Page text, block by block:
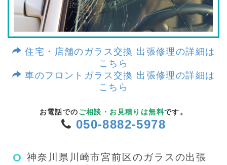
住宅・店舗のガラス交換 出張修理の詳細は
こちら
車のフロントガラス交換 出張修理の詳細は
こちら
お電話での ご相談・お見積りは無料です。
050-8882-5978
神奈川県川崎市宮前区のガラスの出張